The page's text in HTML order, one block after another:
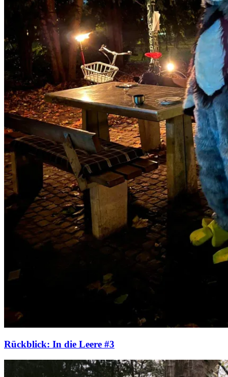
Rückblick: In die Leere #3